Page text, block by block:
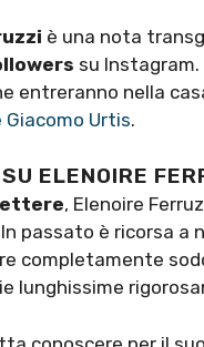
è una nota
su
entreranno nella
Giacomo Urtis.
ELENOIRE
, Elenoire
passato è ricorsa
completamente
lunghissime